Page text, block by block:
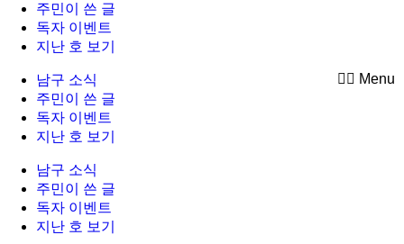
주민이 쓴 글
독자 이벤트
지난 호 보기
Menu
남구 소식
주민이 쓴 글
독자 이벤트
지난 호 보기
남구 소식
주민이 쓴 글
독자 이벤트
지난 호 보기